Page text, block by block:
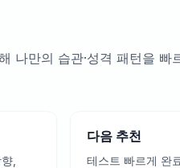
나만의 습관·성격 패턴을 빠
,
다음 추천
테스트 빠르게 완